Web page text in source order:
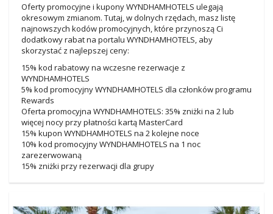
Oferty promocyjne i kupony WYNDHAMHOTELS ulegają
okresowym zmianom. Tutaj, w dolnych rzędach, masz listę
najnowszych kodów promocyjnych, które przynoszą Ci
dodatkowy rabat na portalu WYNDHAMHOTELS, aby
skorzystać z najlepszej ceny:
15% kod rabatowy na wczesne rezerwacje z
WYNDHAMHOTELS
5% kod promocyjny WYNDHAMHOTELS dla członków programu
Rewards
Oferta promocyjna WYNDHAMHOTELS: 35% zniżki na 2 lub
więcej nocy przy płatności kartą MasterCard
15% kupon WYNDHAMHOTELS na 2 kolejne noce
10% kod promocyjny WYNDHAMHOTELS na 1 noc
zarezerwowaną
15% zniżki przy rezerwacji dla grupy